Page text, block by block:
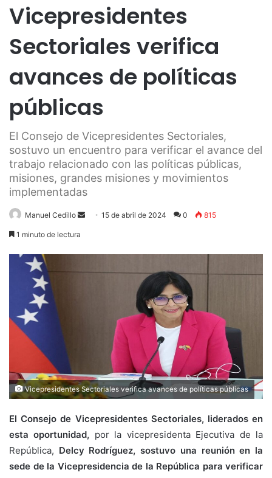
Vicepresidentes
Sectoriales verifica
avances de políticas
públicas
El Consejo de Vicepresidentes Sectoriales,
sostuvo un encuentro para verificar el avance del
trabajo relacionado con las políticas públicas,
misiones, grandes misiones y movimientos
implementadas
Manuel Cedillo
Send15 de abril de 2024 0 815
1 minuto de lectura
Vicepresidentes Sectoriales verifica avances de políticas públicas
El Consejo de Vicepresidentes Sectoriales, liderados en
esta oportunidad, por la vicepresidenta Ejecutiva de la
República, Delcy Rodríguez, sostuvo una reunión en la
sede de la Vicepresidencia de la República para verificar